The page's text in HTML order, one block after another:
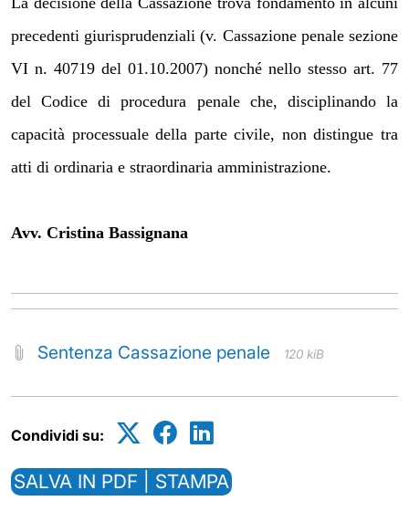
precedenti giurisprudenziali (v. Cassazione penale sezione
VI n. 40719 del 01.10.2007) nonché nello stesso art. 77
del Codice di procedura penale che, disciplinando la
capacità processuale della parte civile, non distingue tra
atti di ordinaria e straordinaria amministrazione.
Avv. Cristina Bassignana
Sentenza Cassazione penale 120 kiB
Condividi su:
SALVA IN PDF | STAMPA